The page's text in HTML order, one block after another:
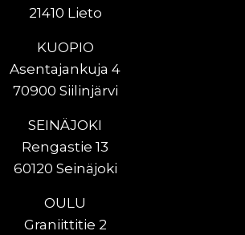
21410 Lieto
KUOPIO
Asentajankuja 4
70900 Siilinjärvi
SEINÄJOKI
Rengastie 13
60120 Seinäjoki
OULU
Graniittitie 2